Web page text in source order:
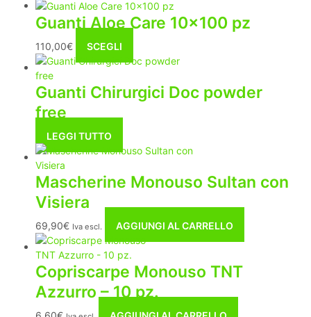
Guanti Aloe Care 10×100 pz
110,00€ SCEGLI
prodotto
più
varianti.
possono
scelte
nella
pagina
del
Guanti Chirurgici Doc powder
free
LEGGI TUTTO
Mascherine Monouso Sultan con
Visiera
69,90€ Iva escl. AGGIUNGI AL CARRELLO
Copriscarpe Monouso TNT
Azzurro – 10 pz.